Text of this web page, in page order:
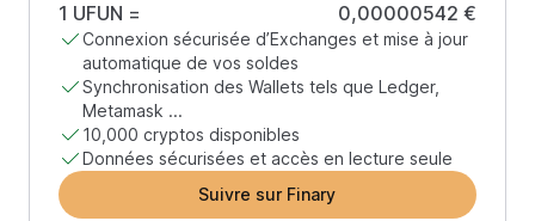
1 UFUN = 0,00000542 €
Connexion sécurisée d’Exchanges et mise à jour
automatique de vos soldes
Synchronisation des Wallets tels que Ledger,
Metamask ...
10,000 cryptos disponibles
Données sécurisées et accès en lecture seule
Suivre sur Finary